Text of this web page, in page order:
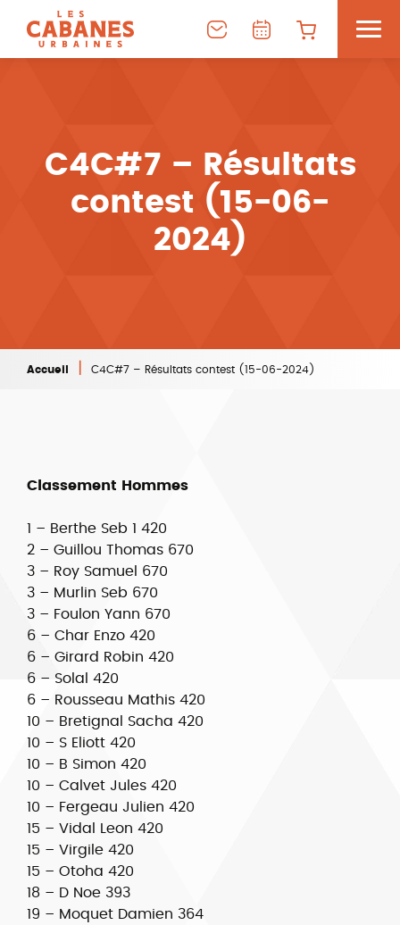
C4C#7 – Résultats
contest (15-06-
2024)
Accueil C4C#7 – Résultats contest (15-06-2024)
Classement Hommes
1 – Berthe Seb 1 420
2 – Guillou Thomas 670
3 – Roy Samuel 670
3 – Murlin Seb 670
3 – Foulon Yann 670
6 – Char Enzo 420
6 – Girard Robin 420
6 – Solal 420
6 – Rousseau Mathis 420
10 – Bretignal Sacha 420
10 – S Eliott 420
10 – B Simon 420
10 – Calvet Jules 420
10 – Fergeau Julien 420
15 – Vidal Leon 420
15 – Virgile 420
15 – Otoha 420
18 – D Noe 393
19 – Moquet Damien 364